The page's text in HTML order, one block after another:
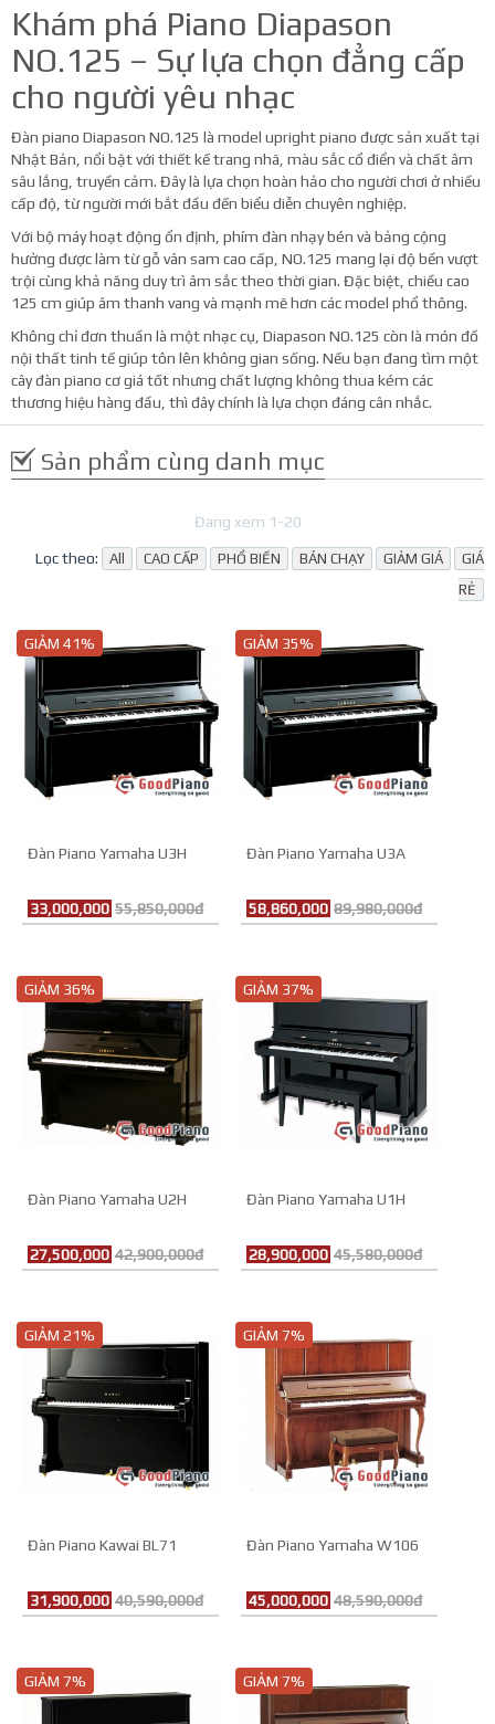
Khám phá Piano Diapason
NO.125 – Sự lựa chọn đẳng cấp
cho người yêu nhạc
Đàn piano Diapason NO.125 là model upright piano được sản xuất tại
Nhật Bản, nổi bật với thiết kế trang nhã, màu sắc cổ điển và chất âm
sâu lắng, truyền cảm. Đây là lựa chọn hoàn hảo cho người chơi ở nhiều
cấp độ, từ người mới bắt đầu đến biểu diễn chuyên nghiệp.
Với bộ máy hoạt động ổn định, phím đàn nhạy bén và bảng cộng
hưởng được làm từ gỗ vân sam cao cấp, NO.125 mang lại độ bền vượt
trội cùng khả năng duy trì âm sắc theo thời gian. Đặc biệt, chiều cao
125 cm giúp âm thanh vang và mạnh mẽ hơn các model phổ thông.
Không chỉ đơn thuần là một nhạc cụ, Diapason NO.125 còn là món đồ
nội thất tinh tế giúp tôn lên không gian sống. Nếu bạn đang tìm một
cây đàn piano cơ giá tốt nhưng chất lượng không thua kém các
thương hiệu hàng đầu, thì đây chính là lựa chọn đáng cân nhắc.
Sản phẩm cùng danh mục
Đang xem 1-20
Lọc theo: All CAO CẤP PHỔ BIẾN BÁN CHẠY GIẢM GIÁ
GIÁ
RẺ
GIẢM 41%
Đàn Piano Yamaha U3H
33,000,000 55,850,000đ
GIẢM 35%
Đàn Piano Yamaha U3A
58,860,000 89,980,000đ
GIẢM 36%
Đàn Piano Yamaha U2H
27,500,000 42,900,000đ
GIẢM 37%
Đàn Piano Yamaha U1H
28,900,000 45,580,000đ
GIẢM 21%
Đàn Piano Kawai BL71
31,900,000 40,590,000đ
GIẢM 7%
Đàn Piano Yamaha W106
45,000,000 48,590,000đ
GIẢM 7% GIẢM 7%